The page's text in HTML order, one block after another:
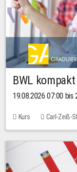
BWL kompakt
19.08.2026 07:00 bis
Kurs Carl-Zeiß-